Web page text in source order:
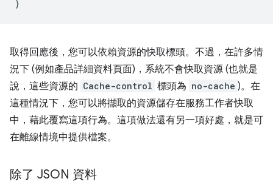
}
取得回應後，您可以依賴資源的快取標頭。不過，在許多情
況下 (例如產品詳細資料頁面)，系統不會快取資源 (也就是
說，這些資源的 Cache-control 標頭為 no-cache )。在
這種情況下，您可以將擷取的資源儲存在服務工作者快取
中，藉此覆寫這項行為。這項做法還有另一項好處，就是可
在離線情境中提供檔案。
除了 JSON 資料